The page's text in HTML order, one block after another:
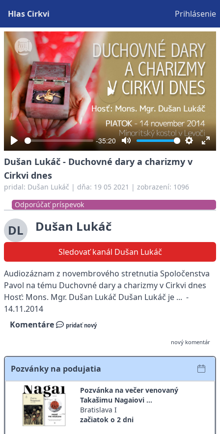
Hlas Cirkvi Prihlásenie
Play
-35:20
Mute Settings
Play
Dušan Lukáč - Duchovné dary a charizmy v
Cirkvi dnes
pridal: Dušan Lukáč | dňa: 19 05 2021 | zobrazení: 1096
Odporúčať príspevok
DL Dušan Lukáč
Sledovať kanál Dušan Lukáč
Audiozáznam z novembrového stretnutia Spoločenstva
Pavol na tému Duchovné dary a charizmy v Cirkvi dnes
Hosť: Mons. Mgr. Dušan Lukáč Dušan Lukáč je ... -
14.11.2014
Komentáre
pridať nový
nový komentár
Pozvánky na podujatia
Pozvánka na večer venovaný
Takašimu Nagaiovi ...
Bratislava I
začiatok o 2 dni